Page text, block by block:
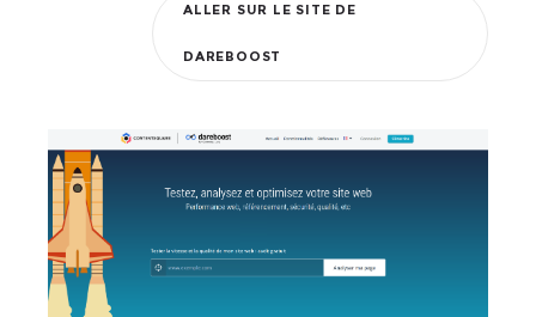
ALLER SUR LE SITE DE
DAREBOOST